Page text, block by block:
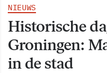
NIEUWS
Historische
Groningen:
in de stad